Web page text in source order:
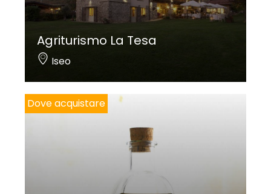
Agriturismo La Tesa
Iseo
Dove acquistare